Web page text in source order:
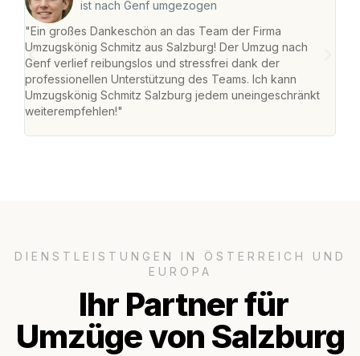
ist nach Genf umgezogen
"Ein großes Dankeschön an das Team der Firma
Umzugskönig Schmitz aus Salzburg! Der Umzug nach
Genf verlief reibungslos und stressfrei dank der
professionellen Unterstützung des Teams. Ich kann
Umzugskönig Schmitz Salzburg jedem uneingeschränkt
weiterempfehlen!"
DIENSTLEISTUNGEN IN ÖSTERREICH UND
EUROPA
Ihr Partner für
Umzüge von Salzburg